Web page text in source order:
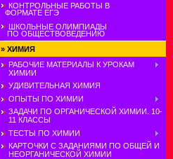
КОНТРОЛЬНЫЕ РАБОТЫ В
ФОРМАТЕ ЕГЭ
ШКОЛЬНЫЕ ОЛИМПИАДЫ
ПО ОБЩЕСТВОВЕДЕНИЮ
» ХИМИЯ
РАБОЧИЕ МАТЕРИАЛЫ К УРОКАМ
ХИМИИ
УДИВИТЕЛЬНАЯ ХИМИЯ
ОПЫТЫ ПО ХИМИИ
ЗАДАЧИ ПО ОРГАНИЧЕСКОЙ ХИМИИ. 10-
11 КЛАССЫ
ТЕСТЫ ПО ХИМИИ
КАРТОЧКИ С ЗАДАНИЯМИ ПО ОБЩЕЙ И
НЕОРГАНИЧЕСКОЙ ХИМИИ